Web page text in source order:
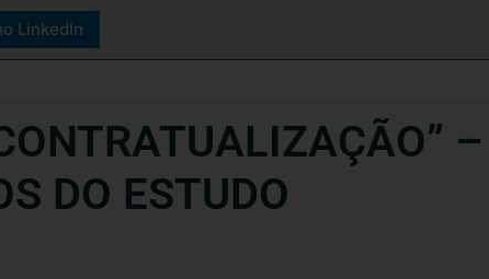
LinkedIn
–
DO ESTUDO